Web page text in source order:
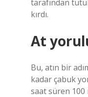
tarafından
kırdı.
At
Bu, atın bir
kadar çabuk
saat süren 100